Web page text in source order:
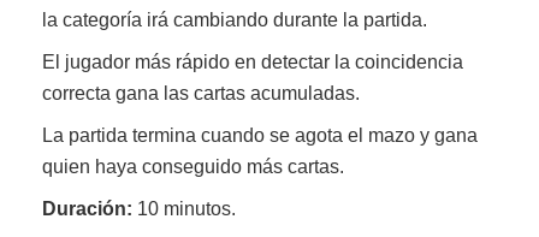
la categoría irá cambiando durante la partida.
El jugador más rápido en detectar la coincidencia
correcta gana las cartas acumuladas.
La partida termina cuando se agota el mazo y gana
quien haya conseguido más cartas.
Duración: 10 minutos.